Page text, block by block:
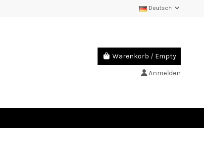
Deutsch
Warenkorb / Empty
Anmelden